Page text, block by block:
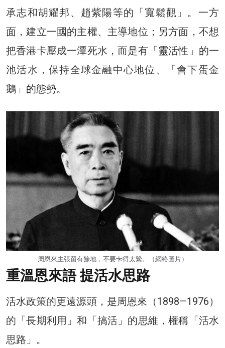
承志和胡耀邦、趙紫陽等的「寬鬆觀」。一方
面，建立一國的主權、主導地位；另方面，不想
把香港卡壓成一潭死水，而是有「靈活性」的一
池活水，保持全球金融中心地位、「會下蛋金
鵝」的態勢。
周恩來主張留有餘地，不要卡得太緊。（網絡圖片）
重溫恩來語 提活水思路
活水政策的更遠源頭，是周恩來（1898—1976）
的「長期利用」和「搞活」的思維，權稱「活水
思路」。